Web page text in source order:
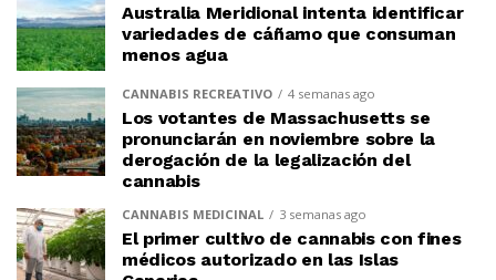
Australia Meridional intenta identificar
variedades de cáñamo que consuman
menos agua
CANNABIS RECREATIVO 4 semanas ago
Los votantes de Massachusetts se
pronunciarán en noviembre sobre la
derogación de la legalización del
cannabis
CANNABIS MEDICINAL 3 semanas ago
El primer cultivo de cannabis con fines
médicos autorizado en las Islas